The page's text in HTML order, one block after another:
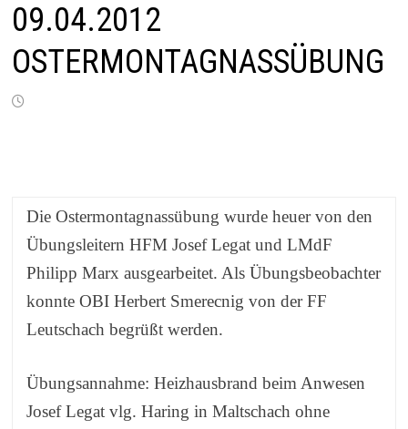
09.04.2012
OSTERMONTAGNASSÜBUNG
Die Ostermontagnassübung wurde heuer von den
Übungsleitern HFM Josef Legat und LMdF
Philipp Marx ausgearbeitet. Als Übungsbeobachter
konnte OBI Herbert Smerecnig von der FF
Leutschach begrüßt werden.
Übungsannahme: Heizhausbrand beim Anwesen
Josef Legat vlg. Haring in Maltschach ohne